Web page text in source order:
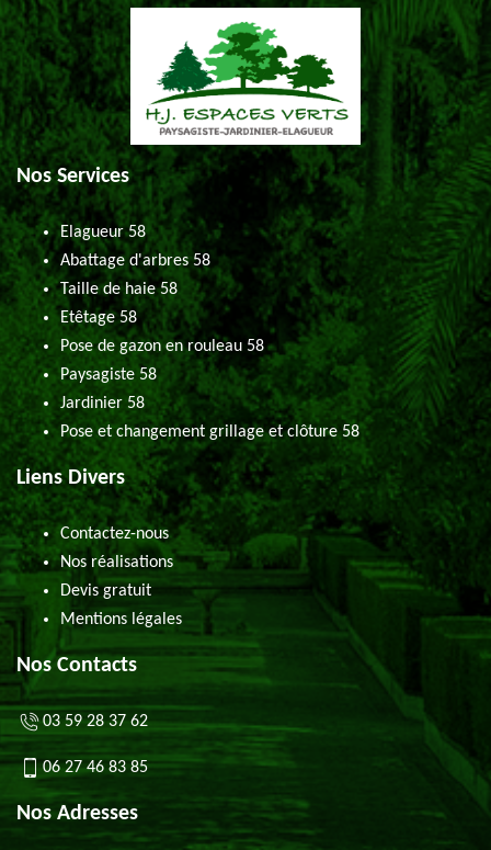
Nos Services
Elagueur 58
Abattage d'arbres 58
Taille de haie 58
Etêtage 58
Pose de gazon en rouleau 58
Paysagiste 58
Jardinier 58
Pose et changement grillage et clôture 58
Liens Divers
Contactez-nous
Nos réalisations
Devis gratuit
Mentions légales
Nos Contacts
03 59 28 37 62
06 27 46 83 85
Nos Adresses